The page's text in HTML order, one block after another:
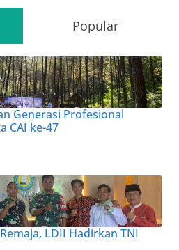
Popular
Generasi Profesional
CAI ke-47
LDII Hadirkan TNI